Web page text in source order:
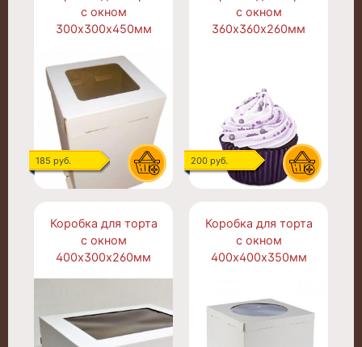
185 руб.
с окном
300х300х450мм
200 руб.
с окном
360х360х260мм
Коробка для торта
с окном
400х300х260мм
Коробка для торта
с окном
400х400х350мм